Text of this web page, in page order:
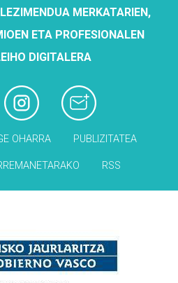
MERKATARIEN,
ETA PROFESIONALEN
DIGITALERA
OHARRA PUBLIZITATEA
RSS